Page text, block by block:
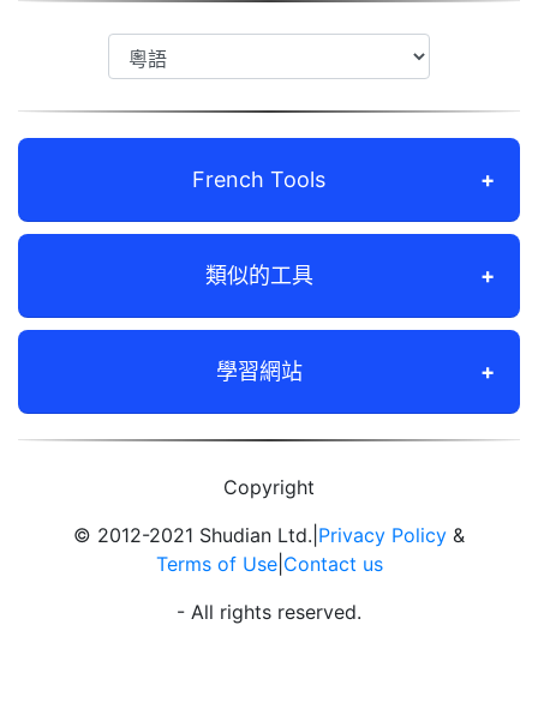
French Tools
類似的工具
學習網站
Copyright
© 2012-2021 Shudian Ltd.| Privacy Policy &
Terms of Use| Contact us
- All rights reserved.